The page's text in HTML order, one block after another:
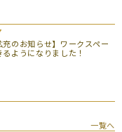
充のお知らせ】ワークスペー
ようになりました！
一覧へ